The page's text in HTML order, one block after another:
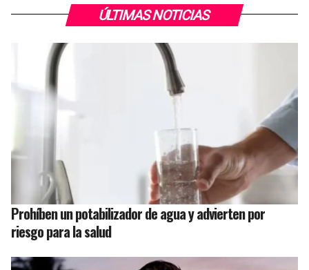
ÚLTIMAS NOTICIAS
Prohíben un potabilizador de agua y advierten por
riesgo para la salud